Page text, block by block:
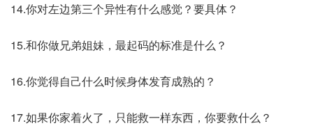
14.你对左边第三个异性有什么感觉？要具体？
15.和你做兄弟姐妹，最起码的标准是什么？
16.你觉得自己什么时候身体发育成熟的？
17.如果你家着火了，只能救一样东西，你要救什么？